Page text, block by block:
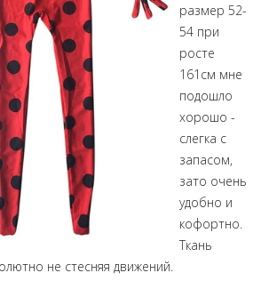
размер 52-
54 при
росте
161см мне
подошло
хорошо -
слегка с
запасом,
зато очень
удобно и
кофортно.
Ткань
не стесняя движений.